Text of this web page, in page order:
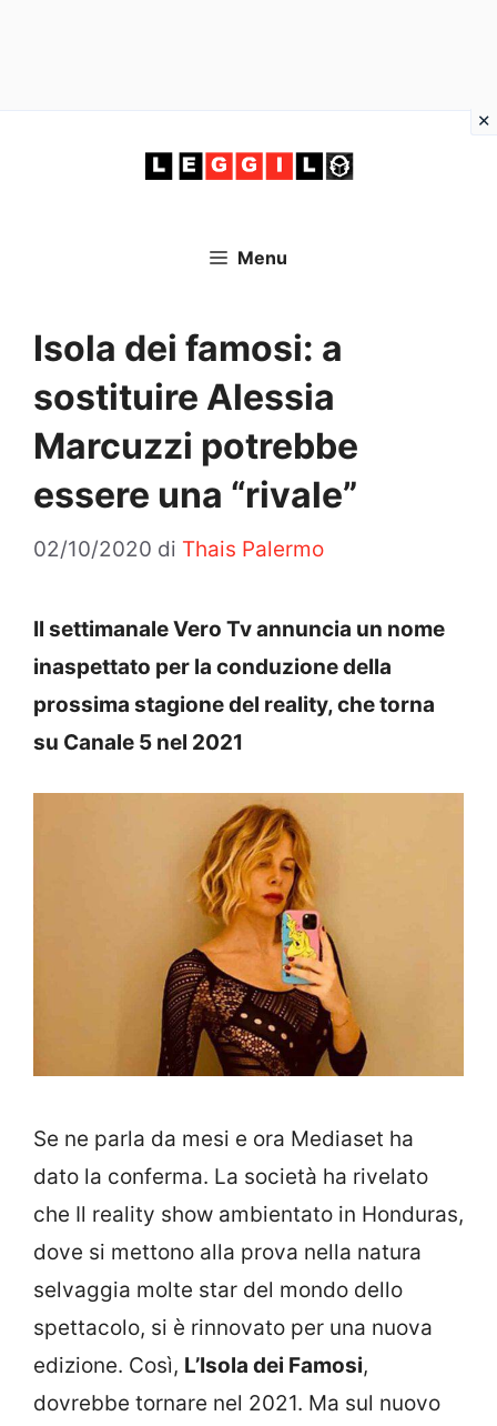
Menu
Isola dei famosi: a
sostituire Alessia
Marcuzzi potrebbe
essere una “rivale”
02/10/2020 di Thais Palermo
Il settimanale Vero Tv annuncia un nome
inaspettato per la conduzione della
prossima stagione del reality, che torna
su Canale 5 nel 2021
Se ne parla da mesi e ora Mediaset ha
dato la conferma. La società ha rivelato
che Il reality show ambientato in Honduras,
dove si mettono alla prova nella natura
selvaggia molte star del mondo dello
spettacolo, si è rinnovato per una nuova
edizione. Così, L’Isola dei Famosi,
dovrebbe tornare nel 2021. Ma sul nuovo